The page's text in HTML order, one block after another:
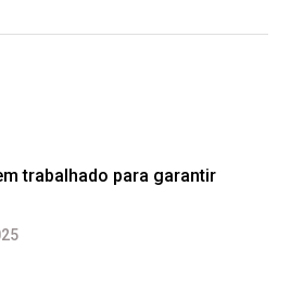
trabalhado para garantir